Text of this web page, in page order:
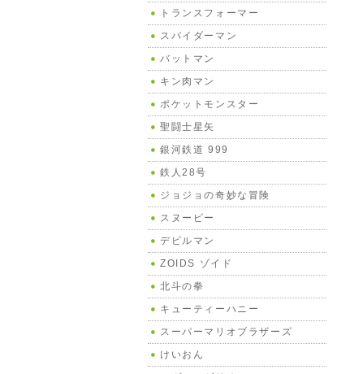
トランスフォーマー
スパイダーマン
バットマン
キン肉マン
ポケットモンスター
聖闘士星矢
銀河鉄道 999
鉄人28号
ジョジョの奇妙な冒険
スヌーピー
デビルマン
ZOIDS ゾイド
北斗の拳
キューティーハニー
スーパーマリオブラザーズ
けいおん